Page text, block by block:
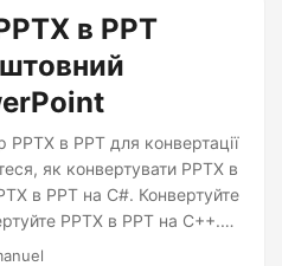
в PPT
в PPT для конвертації
як конвертувати PPTX в
в PPT на C#. Конвертуйте
PPTX в PPT на C++.
Python.